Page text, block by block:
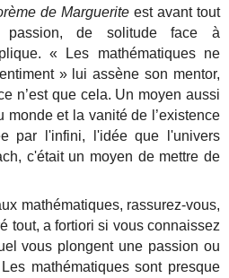
de Marguerite est avant tout
de solitude face à
« Les mathématiques ne
» lui assène son mentor,
n’est que cela. Un moyen aussi
monde et la vanité de l’existence
par l'infini, l'idée que l'univers
c'était un moyen de mettre de
mathématiques, rassurez-vous,
tout, a fortiori si vous connaissez
vous plongent une passion ou
mathématiques sont presque